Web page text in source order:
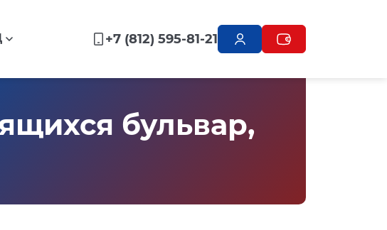
+7 (812) 595-81-21
бульвар,